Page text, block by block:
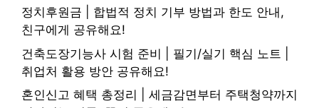
정치후원금 | 합법적 정치 기부 방법과 한도 안내,
친구에게 공유해요!
건축도장기능사 시험 준비 | 필기/실기 핵심 노트 |
취업처 활용 방안 공유해요!
혼인신고 혜택 총정리 | 세금감면부터 주택청약까지